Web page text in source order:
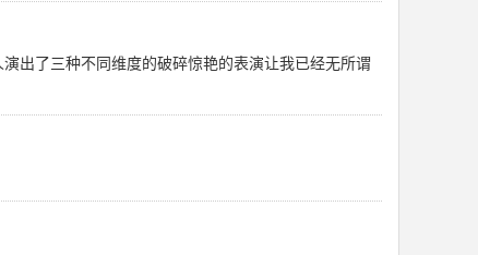
出了三种不同维度的破碎惊艳的表演让我已经无所谓